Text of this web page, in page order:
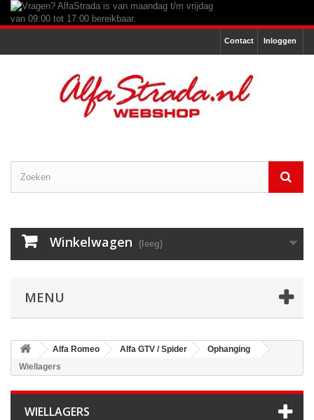
Inloggen
Contact
Winkelwagen (leeg)
MENU
Alfa Romeo Alfa GTV / Spider
Ophanging
Wiellagers
WIELLAGERS